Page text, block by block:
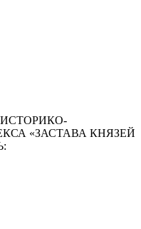
«ЗАСТАВА КНЯЗЕЙ